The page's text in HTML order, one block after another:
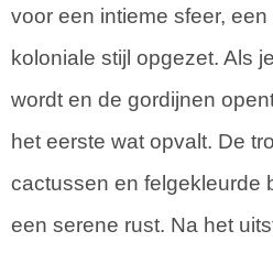
voor een intieme sfeer,
koloniale stijl opgezet. Als
wordt en de gordijnen
het eerste wat opvalt. De
cactussen en felgekleurde
een serene rust. Na het